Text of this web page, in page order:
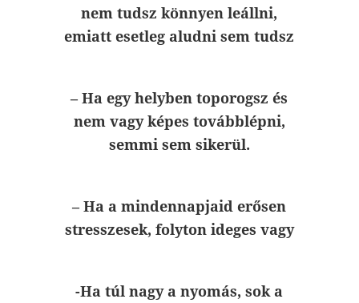
nem tudsz könnyen leállni,
emiatt esetleg aludni sem tudsz
– Ha egy helyben toporogsz és
nem vagy képes továbblépni,
semmi sem sikerül.
– Ha a mindennapjaid erősen
stresszesek, folyton ideges vagy
-Ha túl nagy a nyomás, sok a